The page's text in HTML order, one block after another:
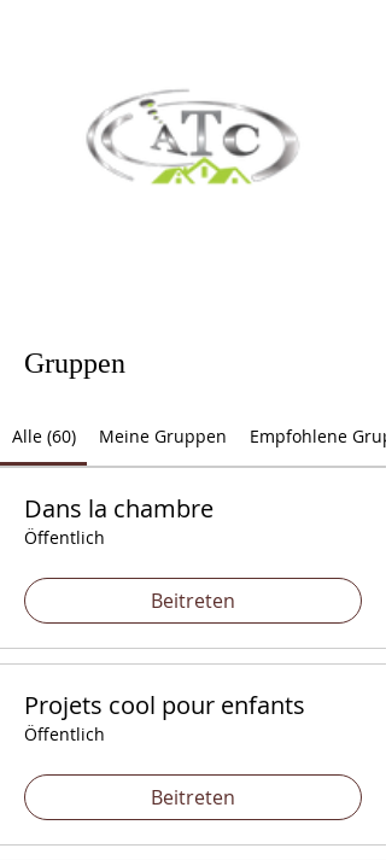
Gruppen
Alle (60) Meine Gruppen Empfohlene
Dans la chambre
Öffentlich
Beitreten
Projets cool pour enfants
Öffentlich
Beitreten